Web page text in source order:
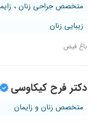
متخصص جراحی زنان ،
زیبایی زنان
باغ فیض
دکتر فرح کیکاوسی
متخصص زنان و زایمان